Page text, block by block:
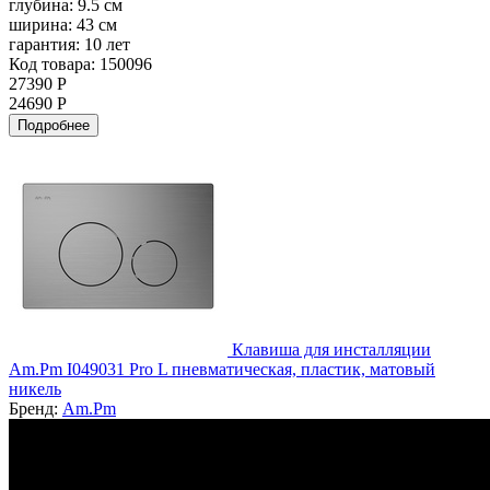
глубина: 9.5 см
ширина: 43 см
гарантия: 10 лет
Код товара: 150096
27390 Р
24690 Р
Подробнее
Клавиша для инсталляции
Am.Pm I049031 Pro L пневматическая, пластик, матовый
никель
Бренд: Am.Pm